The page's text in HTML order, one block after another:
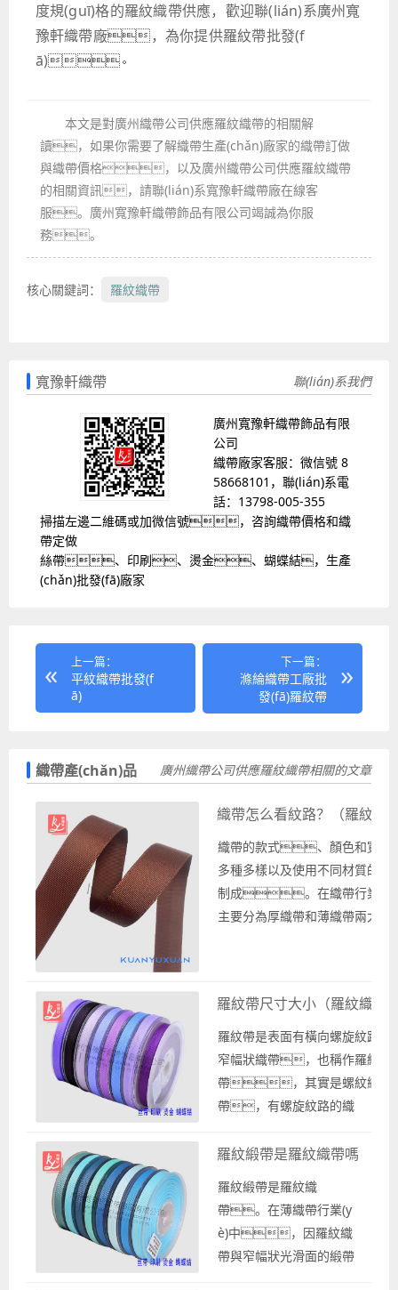
度規(guī)格的羅紋織帶供應，歡迎聯(lián)系廣州寬
豫軒織帶廠，為你提供羅紋帶批發(f
ā)。
本文是對廣州織帶公司供應羅紋織帶的相關解
讀，如果你需要了解織帶生產(chǎn)廠家的織帶訂做
與織帶價格，以及廣州織帶公司供應羅紋織帶
的相關資訊，請聯(lián)系寬豫軒織帶廠在線客
服。廣州寬豫軒織帶飾品有限公司竭誠為你服
務。
核心關鍵詞： 羅紋織帶
寬豫軒織帶 聯(lián)系我們
廣州寬豫軒織帶飾品有限
公司
織帶廠家客服：微信號 8
58668101，聯(lián)系電
話：13798-005-355
掃描左邊二維碼或加微信號，咨詢織帶價格和織
帶定做
絲帶、印刷、燙金、蝴蝶結，生產
(chǎn)批發(fā)廠家
上一篇：
平紋織帶批發(f
ā)
下一篇：
滌綸織帶工廠批
發(fā)羅紋帶
織帶產(chǎn)品 廣州織帶公司供應羅紋織帶相關的文章
織帶怎么看紋路？（羅紋織
織帶的款式、顏色和寬度
多種多樣以及使用不同材質的紗
制成。在織帶行業
主要分為厚織帶和薄織帶兩大類
廠家如禮品包裝、玩具裝飾以及
卉包裝或蛋糕裝飾使用的絲
帶、緞帶、雪紡帶等款式
織帶。根據(jù)相應的選擇可以
帶使用在各種場景中，
羅紋帶尺寸大小（羅紋織帶
羅紋帶是表面有橫向螺旋紋路的
窄幅狀織帶，也稱作羅紋織
帶，其實是螺紋織
帶，有螺旋紋路的織
羅紋帶時需要了解的重要信息之
尺寸，都是經(jīng)常生活中使
用的顏色和寬度。在選擇羅紋帶
時，需要根據(jù)實際需要選擇
合適的寬度尺寸，以確保能夠滿
羅紋緞帶是羅紋織帶嗎
羅紋緞帶是羅紋織
帶。在薄織帶行業(y
è)中，因羅紋織
帶與窄幅狀光滑面的緞帶